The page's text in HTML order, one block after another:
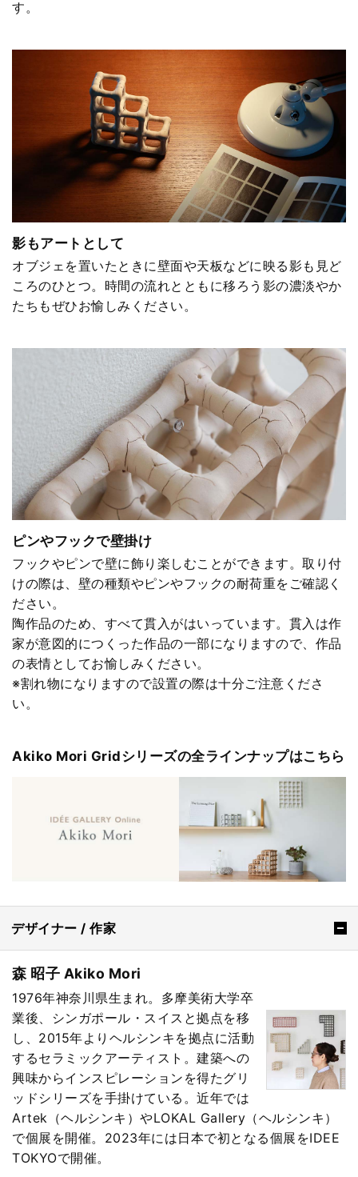
す。
影もアートとして
オブジェを置いたときに壁面や天板などに映る影も見ど
ころのひとつ。時間の流れとともに移ろう影の濃淡やか
たちもぜひお愉しみください。
ピンやフックで壁掛け
フックやピンで壁に飾り楽しむことができます。取り付
けの際は、壁の種類やピンやフックの耐荷重をご確認く
ださい。
陶作品のため、すべて貫入がはいっています。貫入は作
家が意図的につくった作品の一部になりますので、作品
の表情としてお愉しみください。
※割れ物になりますので設置の際は十分ご注意くださ
い。
Akiko Mori Gridシリーズの全ラインナップはこちら
デザイナー / 作家
森 昭子 Akiko Mori
1976年神奈川県生まれ。多摩美術大学卒
業後、シンガポール・スイスと拠点を移
し、2015年よりヘルシンキを拠点に活動
するセラミックアーティスト。建築への
興味からインスピレーションを得たグリ
ッドシリーズを手掛けている。近年では
Artek（ヘルシンキ）やLOKAL Gallery（ヘルシンキ）
で個展を開催。2023年には日本で初となる個展をIDEE
TOKYOで開催。